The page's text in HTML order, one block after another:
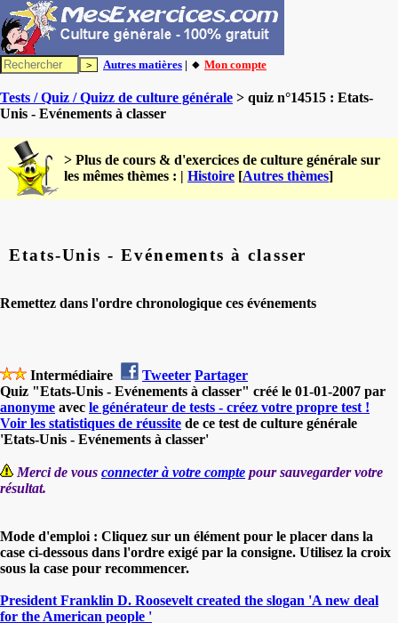
Autres matières | 🔸 Mon compte
Tests / Quiz / Quizz de culture générale > quiz n°14515 : Etats-
Unis - Evénements à classer
> Plus de cours & d'exercices de culture générale sur
les mêmes thèmes : | Histoire [Autres thèmes]
Etats-Unis - Evénements à classer
Remettez dans l'ordre chronologique ces événements
Intermédiaire Tweeter Partager
Quiz "Etats-Unis - Evénements à classer" créé le 01-01-2007 par
anonyme avec le générateur de tests - créez votre propre test !
Voir les statistiques de réussite de ce test de culture générale
'Etats-Unis - Evénements à classer'
Merci de vous connecter à votre compte pour sauvegarder votre
résultat.
Mode d'emploi : Cliquez sur un élément pour le placer dans la
case ci-dessous dans l'ordre exigé par la consigne. Utilisez la croix
sous la case pour recommencer.
President Franklin D. Roosevelt created the slogan 'A new deal
for the American people '